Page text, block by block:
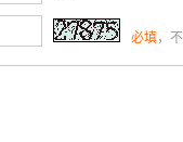
必填，